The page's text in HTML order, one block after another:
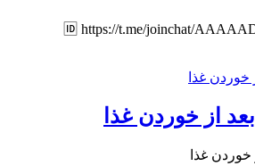
🆔 https://t.me/joinchat/